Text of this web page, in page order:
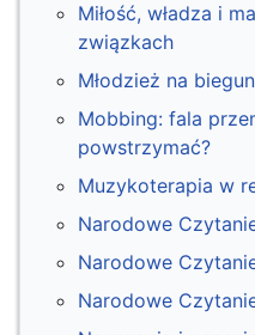
Miłość, władza i
związkach
Młodzież na
Mobbing: fala
powstrzymać?
Muzykoterapia w
Narodowe
Narodowe
Narodowe